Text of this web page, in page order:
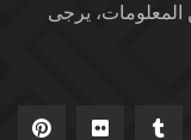
المعلومات، يرجى